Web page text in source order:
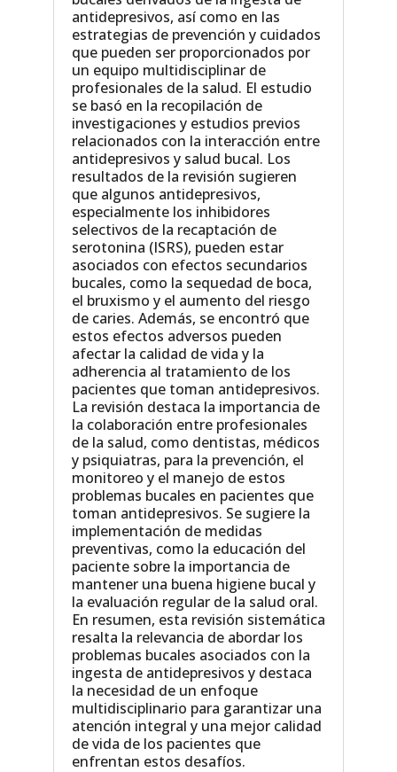
antidepresivos, así como en las
estrategias de prevención y cuidados
que pueden ser proporcionados por
un equipo multidisciplinar de
profesionales de la salud. El estudio
se basó en la recopilación de
investigaciones y estudios previos
relacionados con la interacción entre
antidepresivos y salud bucal. Los
resultados de la revisión sugieren
que algunos antidepresivos,
especialmente los inhibidores
selectivos de la recaptación de
serotonina (ISRS), pueden estar
asociados con efectos secundarios
bucales, como la sequedad de boca,
el bruxismo y el aumento del riesgo
de caries. Además, se encontró que
estos efectos adversos pueden
afectar la calidad de vida y la
adherencia al tratamiento de los
pacientes que toman antidepresivos.
La revisión destaca la importancia de
la colaboración entre profesionales
de la salud, como dentistas, médicos
y psiquiatras, para la prevención, el
monitoreo y el manejo de estos
problemas bucales en pacientes que
toman antidepresivos. Se sugiere la
implementación de medidas
preventivas, como la educación del
paciente sobre la importancia de
mantener una buena higiene bucal y
la evaluación regular de la salud oral.
En resumen, esta revisión sistemática
resalta la relevancia de abordar los
problemas bucales asociados con la
ingesta de antidepresivos y destaca
la necesidad de un enfoque
multidisciplinario para garantizar una
atención integral y una mejor calidad
de vida de los pacientes que
enfrentan estos desafíos.